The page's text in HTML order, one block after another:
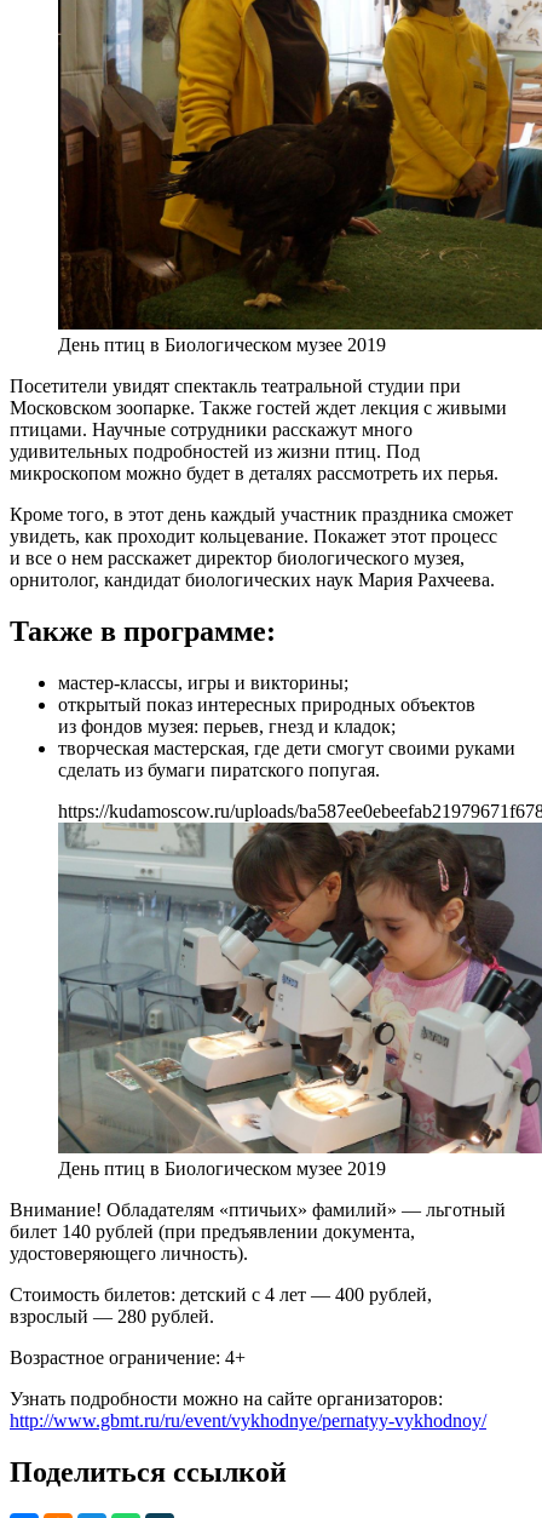
День птиц в Биологическом музее 2019
Посетители увидят спектакль театральной студии при
Московском зоопарке. Также гостей ждет лекция с живыми
птицами. Научные сотрудники расскажут много
удивительных подробностей из жизни птиц. Под
микроскопом можно будет в деталях рассмотреть их перья.
Кроме того, в этот день каждый участник праздника сможет
увидеть, как проходит кольцевание. Покажет этот процесс
и все о нем расскажет директор биологического музея,
орнитолог, кандидат биологических наук Мария Рахчеева.
Также в программе:
мастер-классы, игры и викторины;
открытый показ интересных природных объектов
из фондов музея: перьев, гнезд и кладок;
творческая мастерская, где дети смогут своими руками
сделать из бумаги пиратского попугая.
https://kudamoscow.ru/uploads/
День птиц в Биологическом музее 2019
Внимание! Обладателям «птичьих» фамилий» — льготный
билет 140 рублей (при предъявлении документа,
удостоверяющего личность).
Стоимость билетов: детский с 4 лет — 400 рублей,
взрослый — 280 рублей.
Возрастное ограничение: 4+
Узнать подробности можно на сайте организаторов:
http://www.gbmt.ru/ru/event/vykhodnye/pernatyy-vykhodnoy/
Поделиться ссылкой